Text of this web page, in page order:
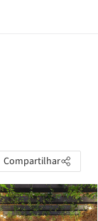
Compartilhar